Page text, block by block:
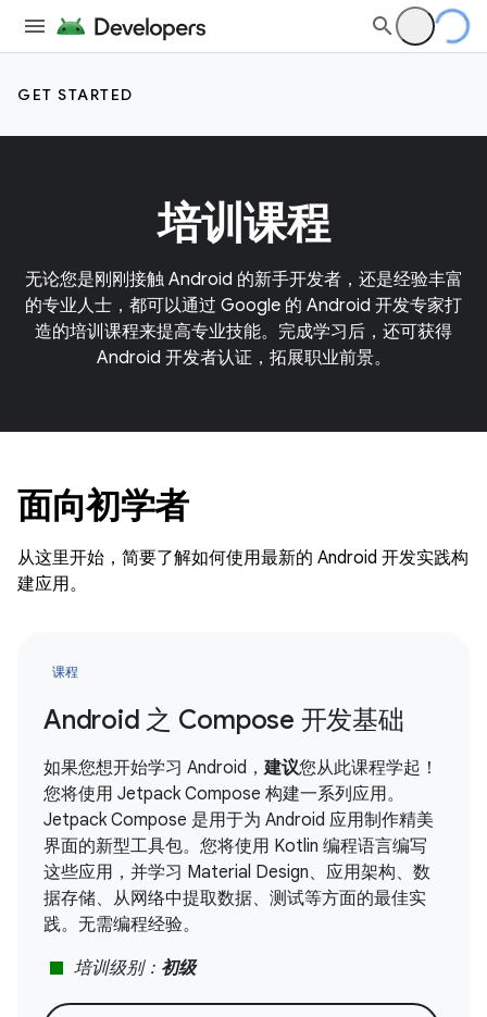
GET STARTED
培训课程
无论您是刚刚接触 Android 的新手开发者，还是经验丰富
的专业人士，都可以通过 Google 的 Android 开发专家打
造的培训课程来提高专业技能。完成学习后，还可获得
Android 开发者认证，拓展职业前景。
面向初学者
从这里开始，简要了解如何使用最新的 Android 开发实践构
建应用。
课程
Android 之 Compose 开发基础
如果您想开始学习 Android，建议您从此课程学起！
您将使用 Jetpack Compose 构建一系列应用。
Jetpack Compose 是用于为 Android 应用制作精美
界面的新型工具包。您将使用 Kotlin 编程语言编写
这些应用，并学习 Material Design、应用架构、数
据存储、从网络中提取数据、测试等方面的最佳实
践。无需编程经验。
stop 培训级别： 初级